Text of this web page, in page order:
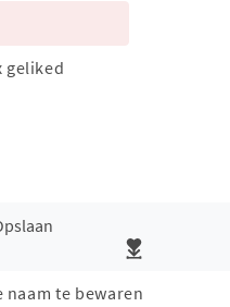
geliked
naam te bewaren